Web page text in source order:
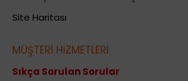
Site Haritası
MÜŞTERİ HİZMETLERİ
Sıkça Sorulan Sorular